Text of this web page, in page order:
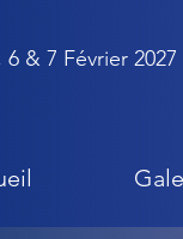
6 & 7 Février